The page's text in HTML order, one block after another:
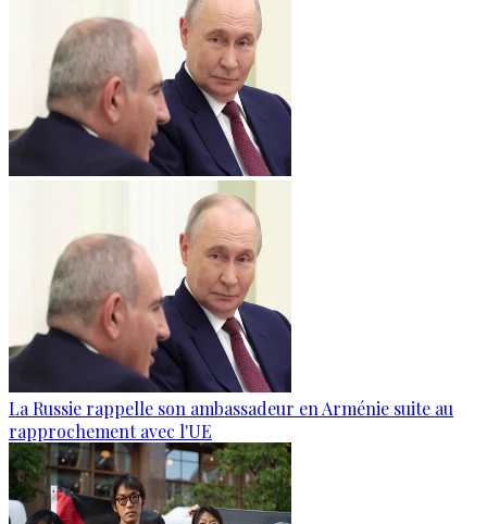
La Russie rappelle son ambassadeur en Arménie suite au
rapprochement avec l'UE